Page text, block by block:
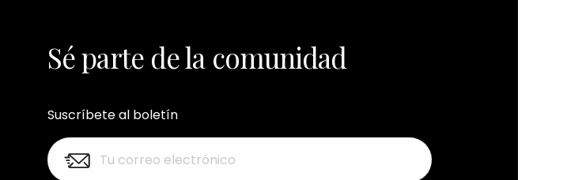
Sé parte de la comunidad
Suscríbete al boletín